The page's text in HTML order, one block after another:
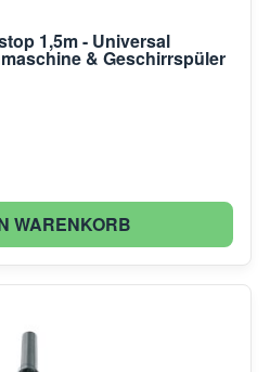
1,5m - Universal
& Geschirrspüler
WARENKORB